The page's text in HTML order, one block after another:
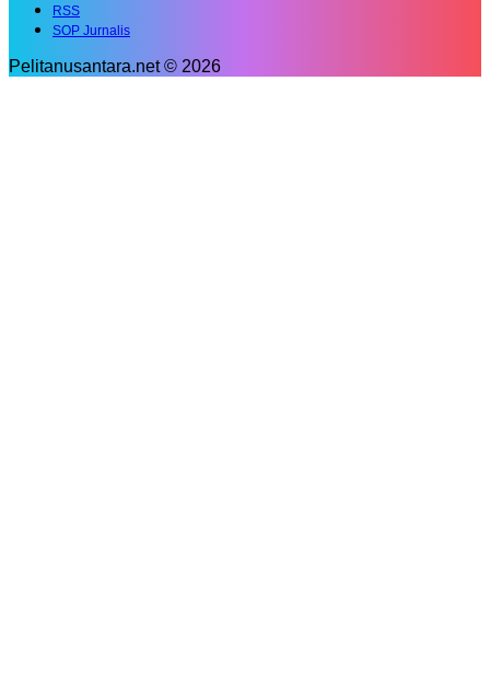
RSS
SOP Jurnalis
Pelitanusantara.net © 2026